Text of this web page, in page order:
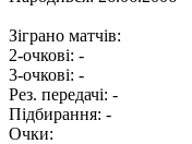
Зіграно матчів:
2-очкові: -
3-очкові: -
Рез. передачі: -
Підбирання: -
Очки: